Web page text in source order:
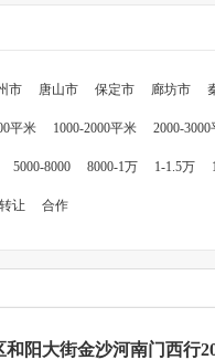
市 唐山市 保定市 廊坊市
平米 1000-2000平米 2000-3000
5000-8000 8000-1万 1-1.5万
转让 合作
和阳大街金沙河南门西行